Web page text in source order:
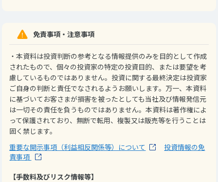
免責事項・注意事項
・本資料は投資判断の参考となる情報提供のみを目的として作成
されたもので、個々の投資家の特定の投資目的、または要望を考
慮しているものではありません。投資に関する最終決定は投資家
ご自身の判断と責任でなされるようお願いします。万一、本資料
に基づいてお客さまが損害を被ったとしても当社及び情報発信元
は一切その責任を負うものではありません。本資料は著作権によ
って保護されており、無断で転用、複製又は販売等を行うことは
固く禁じます。
重要な開示事項（利益相反関係等）について
投資情報の免
責事項
【手数料及びリスク情報等】